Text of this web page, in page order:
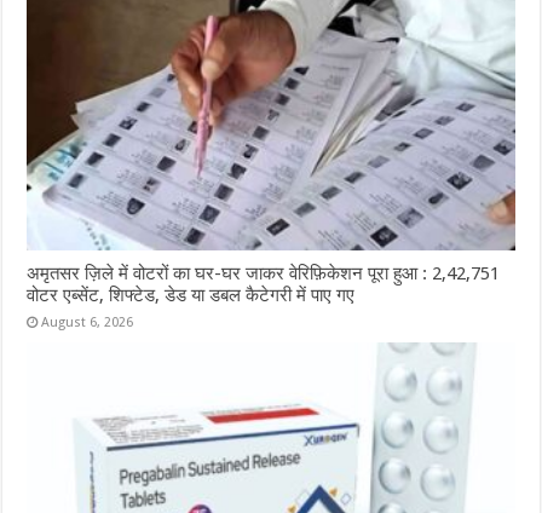
अमृतसर ज़िले में वोटरों का घर-घर जाकर वेरिफ़िकेशन पूरा हुआ : 2,42,751
वोटर एब्सेंट, शिफ्टेड, डेड या डबल कैटेगरी में पाए गए
August 6, 2026